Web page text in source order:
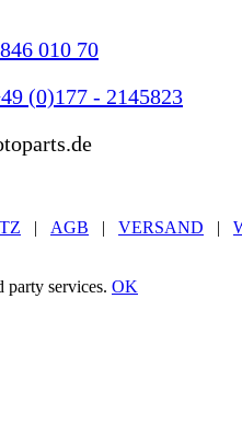
010 70
(0)177 - 2145823
| AGB | VERSAND |
party services. OK